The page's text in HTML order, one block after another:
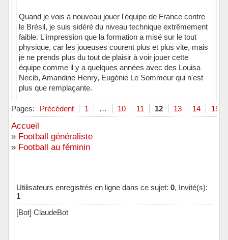
Quand je vois à nouveau jouer l'équipe de France contre
le Brésil, je suis sidéré du niveau technique extrêmement
faible. L'impression que la formation a misé sur le tout
physique, car les joueuses courent plus et plus vite, mais
je ne prends plus du tout de plaisir à voir jouer cette
équipe comme il y a quelques années avec des Louisa
Necib, Amandine Henry, Eugénie Le Sommeur qui n'est
plus que remplaçante.
Hors ligne
Pages: Précédent 1 … 10 11 12 13 14 15
Accueil
» Football généraliste
» Football au féminin
Utilisateurs enregistrés en ligne dans ce sujet: 0, Invité(s):
1
[Bot] ClaudeBot